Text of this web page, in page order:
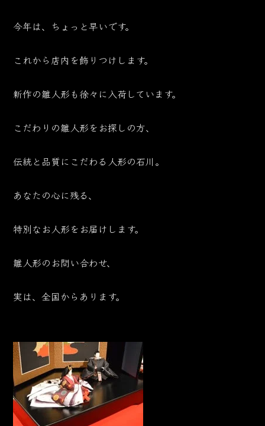
今年は、ちょっと早いです。
これから店内を飾りつけします。
新作の雛人形も徐々に入荷しています。
こだわりの雛人形をお探しの方、
伝統と品質にこだわる人形の石川。
あなたの心に残る、
特別なお人形をお届けします。
雛人形のお問い合わせ、
実は、全国からあります。